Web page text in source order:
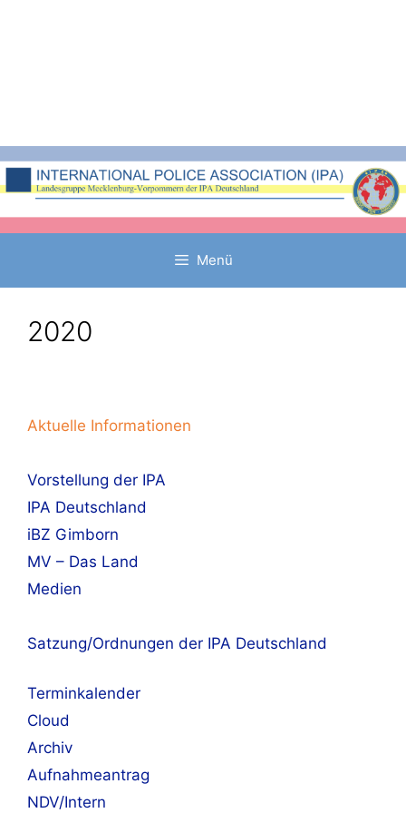
Menü
2020
Aktuelle Informationen
Vorstellung der IPA
IPA Deutschland
iBZ Gimborn
MV – Das Land
Medien
Satzung/Ordnungen der IPA Deutschland
Terminkalender
Cloud
Archiv
Aufnahmeantrag
NDV/Intern